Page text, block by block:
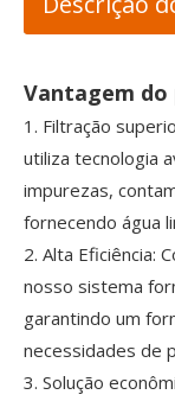
Vantagem
1. Filtração
utiliza tecnologia
impurezas,
fornecendo água
2. Alta Eficiência:
nosso sistema
garantindo um
necessidades de
3. Solução